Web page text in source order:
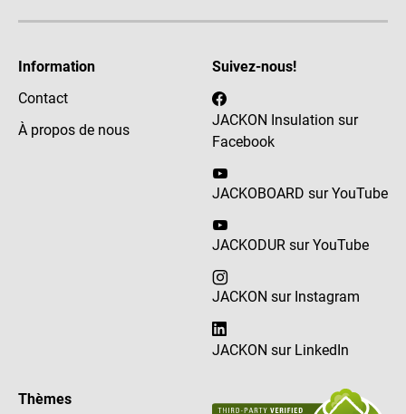
Information
Contact
À propos de nous
Suivez-nous!
JACKON Insulation sur
Facebook
JACKOBOARD sur YouTube
JACKODUR sur YouTube
JACKON sur Instagram
JACKON sur LinkedIn
Thèmes